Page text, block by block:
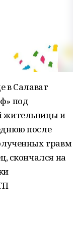
в Салават
под
жительницы и
после
травм
скончался на